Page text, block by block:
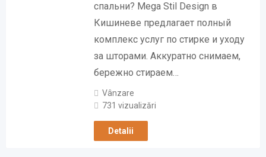
спальни? Mega Stil Design в
Кишиневе предлагает полный
комплекс услуг по стирке и уходу
за шторами. Аккуратно снимаем,
бережно стираем…
Vânzare
731 vizualizări
Detalii